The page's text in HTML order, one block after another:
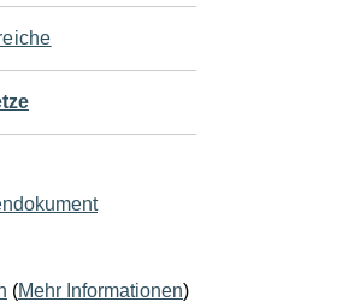
(Mehr Informationen)